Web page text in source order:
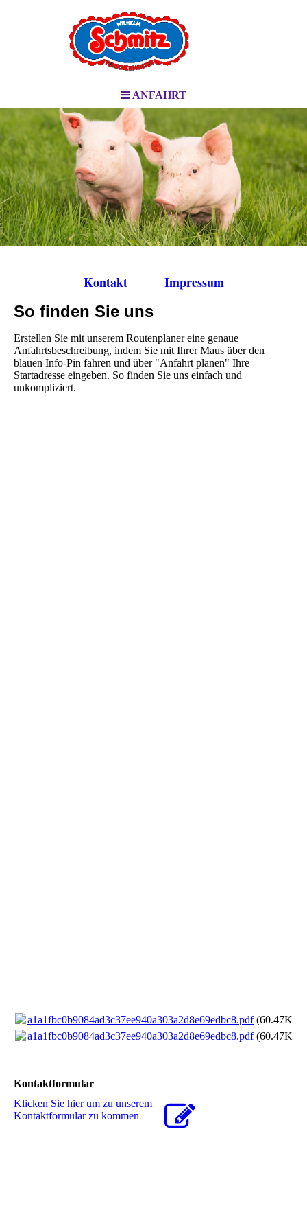
ANFAHRT
Kontakt Impressum
So finden Sie uns
Erstellen Sie mit unserem Routenplaner eine genaue
Anfahrtsbeschreibung, indem Sie mit Ihrer Maus über den
blauen Info-Pin fahren und über "Anfahrt planen" Ihre
Startadresse eingeben. So finden Sie uns einfach und
unkompliziert.
a1a1fbc0b9084ad3c37ee940a303a2d8e69edbc8.pdf(60.47KB)
a1a1fbc0b9084ad3c37ee940a303a2d8e69edbc8.pdf(60.47KB)
Kontaktformular
Klicken Sie hier um zu unserem
Kon­takt­for­mu­lar zu kommen